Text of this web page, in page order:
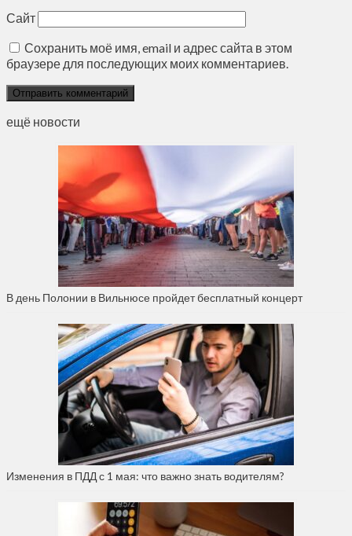
Сайт
Сохранить моё имя, email и адрес сайта в этом
браузере для последующих моих комментариев.
ещё новости
В день Полонии в Вильнюсе пройдет бесплатный концерт
Изменения в ПДД с 1 мая: что важно знать водителям?